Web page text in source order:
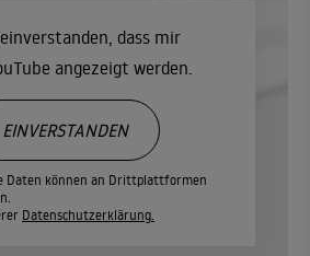
dass mir
angezeigt werden.
Daten können an Drittplattformen
Datenschutzerklärung.
EINVERSTANDEN